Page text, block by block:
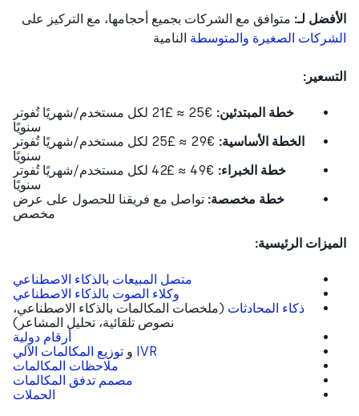
لـ:متوافق مع الشركات بجميع أحجامها، مع التركيز على
الصغيرة والمتوسطةالنامية
خطة المبتدئين:
€25 ≈ £21 لكل مستخدم/شهريًا تُفوتر
سنويًا
الخطة الأساسية:
€29 ≈ £25 لكل مستخدم/شهريًا تُفوتر
سنويًا
خطة الخبراء:
€49 ≈ £42 لكل مستخدم/شهريًا تُفوتر
سنويًا
خطة مخصصة:تواصل مع فريقنا للحصول على عرض
مخصص
الرئيسية:
متصل المبيعات بالذكاء الاصطناعي
وكلاء الصوت بالذكاء الاصطناعي
ذكاء المحادثات(ملخصات المكالمات بالذكاء الاصطناعي،
نصوص تلقائية، تحليل المشاعر)
أرقام دولية
و توزيع المكالمات الآلي
ملاحظات المكالمات
مصمم تدفق المكالمات
الحملات